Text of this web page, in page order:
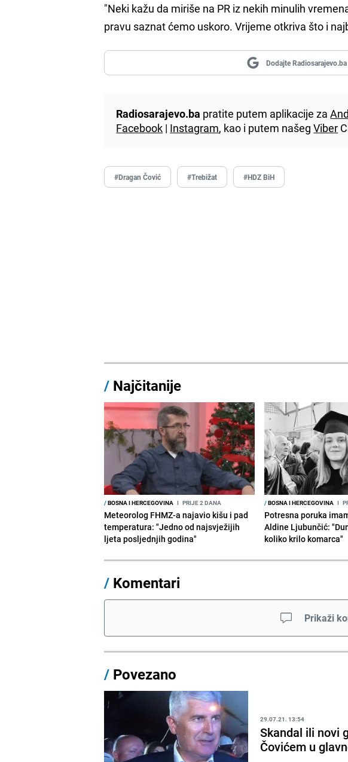
"Neki kažu da miriše na PR iz nekih minulih
pravu saznat ćemo uskoro. Vrijeme otkriva što i
Dodajte
Radiosarajevo.ba pratite putem aplikacije za
Facebook | Instagram, kao i putem našegViber
#Dragan Čović #Trebižat #HDZ BiH
/ Najčitanije
/BOSNA I HERCEGOVINA I PRIJE 2 DANA
Meteorolog FHMZ-a najavio kišu i pad
temperatura: "Jedno od najsvježijih
ljeta posljednjih godina"
/BOSNA I HERCEGOVINA I
Potresna poruka
Aldine Ljubunčić:
koliko krilo komarca"
/ Komentari
Prikaži
/ Povezano
29.07.21. 13:54
Skandal ili novi
Čovićem u